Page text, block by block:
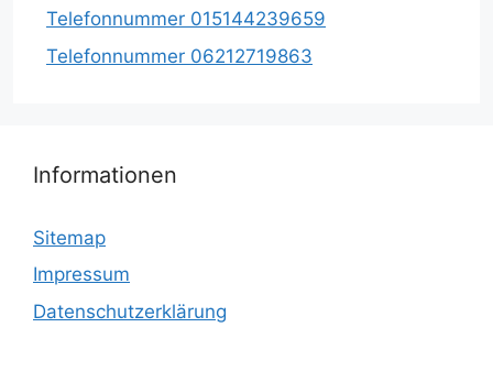
Telefonnummer 015144239659
Telefonnummer 06212719863
Informationen
Sitemap
Impressum
Datenschutzerklärung